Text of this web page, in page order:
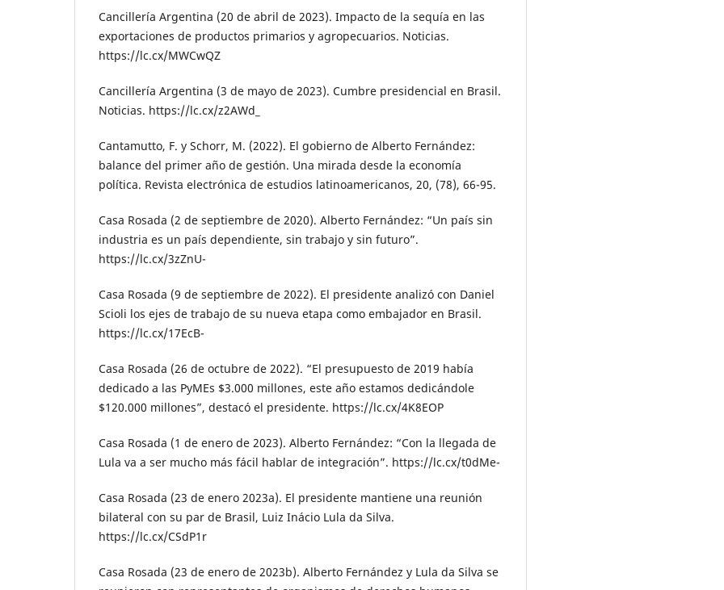
Cancillería Argentina (20 de abril de 2023). Impacto de la sequía en las
exportaciones de productos primarios y agropecuarios. Noticias.
https://lc.cx/MWCwQZ
Cancillería Argentina (3 de mayo de 2023). Cumbre presidencial en Brasil.
Noticias. https://lc.cx/z2AWd_
Cantamutto, F. y Schorr, M. (2022). El gobierno de Alberto Fernández:
balance del primer año de gestión. Una mirada desde la economía
política. Revista electrónica de estudios latinoamericanos, 20, (78), 66-95.
Casa Rosada (2 de septiembre de 2020). Alberto Fernández: “Un país sin
industria es un país dependiente, sin trabajo y sin futuro”.
https://lc.cx/3zZnU-
Casa Rosada (9 de septiembre de 2022). El presidente analizó con Daniel
Scioli los ejes de trabajo de su nueva etapa como embajador en Brasil.
https://lc.cx/17EcB-
Casa Rosada (26 de octubre de 2022). “El presupuesto de 2019 había
dedicado a las PyMEs $3.000 millones, este año estamos dedicándole
$120.000 millones”, destacó el presidente. https://lc.cx/4K8EOP
Casa Rosada (1 de enero de 2023). Alberto Fernández: “Con la llegada de
Lula va a ser mucho más fácil hablar de integración”. https://lc.cx/t0dMe-
Casa Rosada (23 de enero 2023a). El presidente mantiene una reunión
bilateral con su par de Brasil, Luiz Inácio Lula da Silva.
https://lc.cx/CSdP1r
Casa Rosada (23 de enero de 2023b). Alberto Fernández y Lula da Silva se